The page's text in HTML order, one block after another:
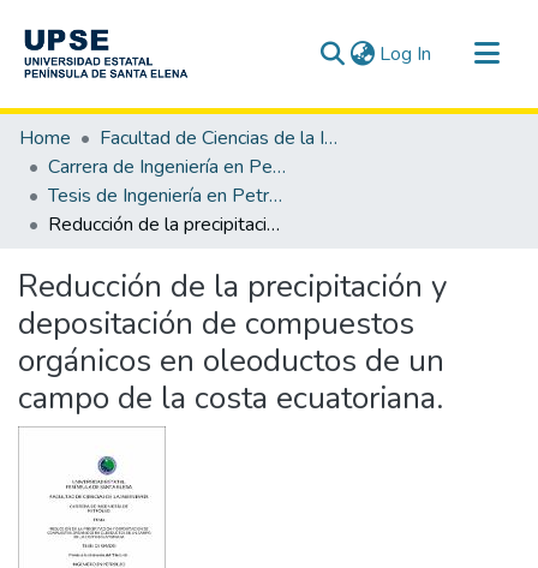
Log In (current)
Communities & Collections
All of DSpace
Statistics
Home
Facultad de Ciencias de la Ingeniería
Carrera de Ingeniería en Petróleo
Tesis de Ingeniería en Petróleo
Reducción de la precipitación y depositación de compuestos orgánicos en oleoductos de un campo de la costa ecuatoriana.
Reducción de la precipitación y
depositación de compuestos
orgánicos en oleoductos de un
campo de la costa ecuatoriana.